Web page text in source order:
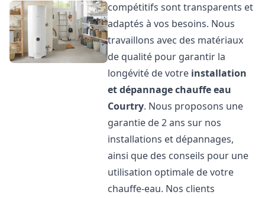
compétitifs sont transparents et
adaptés à vos besoins. Nous
travaillons avec des matériaux
de qualité pour garantir la
longévité de votre installation
et dépannage chauffe eau
Courtry. Nous proposons une
garantie de 2 ans sur nos
installations et dépannages,
ainsi que des conseils pour une
utilisation optimale de votre
chauffe-eau. Nos clients